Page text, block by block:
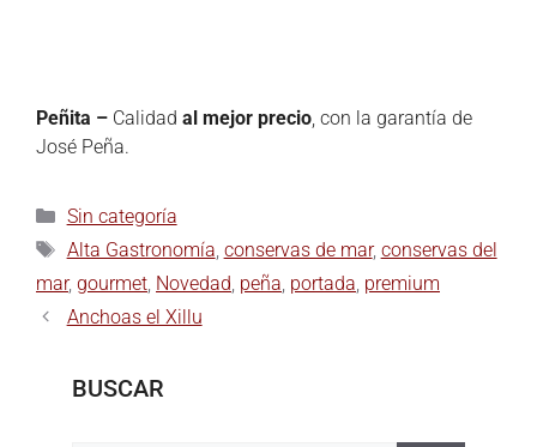
Peñita – Calidad al mejor precio , con la garantía de
José Peña.
Sin categoría
Alta Gastronomía conservas de mar, conservas del
mar, gourmet Novedad peña portada premium
Anchoas el Xillu
BUSCAR